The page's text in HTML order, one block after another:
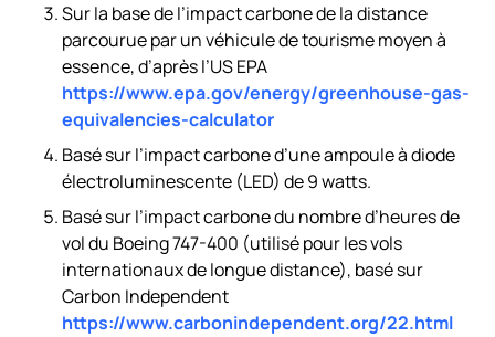
Sur la base de l’impact carbone de la distance
parcourue par un véhicule de tourisme moyen à
essence, d’après l’US EPA
https://www.epa.gov/energy/greenhouse-gas-
equivalencies-calculator
Basé sur l’impact carbone d’une ampoule à diode
électroluminescente (LED) de 9 watts.
Basé sur l’impact carbone du nombre d’heures de
vol du Boeing 747-400 (utilisé pour les vols
internationaux de longue distance), basé sur
Carbon Independent
https://www.carbonindependent.org/22.html